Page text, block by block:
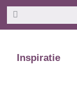
Zoeken
Zoeken
Inspiratie